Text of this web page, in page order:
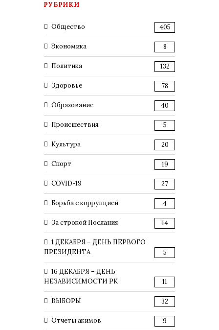
РУБРИКИ
Общество 405
Экономика 8
Политика 132
Здоровье 78
Образование 40
Происшествия 5
Культура 20
Спорт 19
COVID-19 27
Борьба с коррупцией 4
За строкой Послания 14
1 ДЕКАБРЯ – ДЕНЬ ПЕРВОГО
ПРЕЗИДЕНТА
5
16 ДЕКАБРЯ – ДЕНЬ
НЕЗАВИСИМОСТИ РК
11
ВЫБОРЫ 32
Отчеты акимов 9